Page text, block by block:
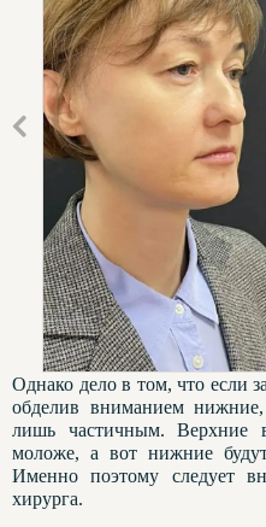
Однако дело в том, что если
обделив вниманием
лишь частичным. Верхние
моложе, а вот нижние
Именно поэтому следует
хирурга.